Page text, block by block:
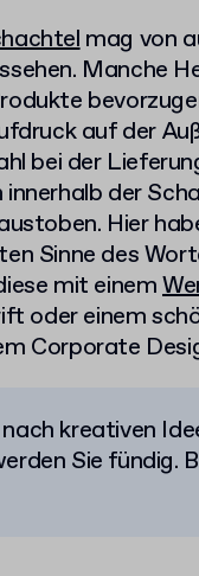
mag von
Manche
auf der
bei der
innerhalb der
Hier
Sinne des
mit einem
oder einem
Corporate
kreativen
Sie fündig.